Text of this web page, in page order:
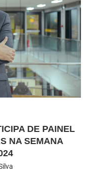
DE PAINEL
NA SEMANA